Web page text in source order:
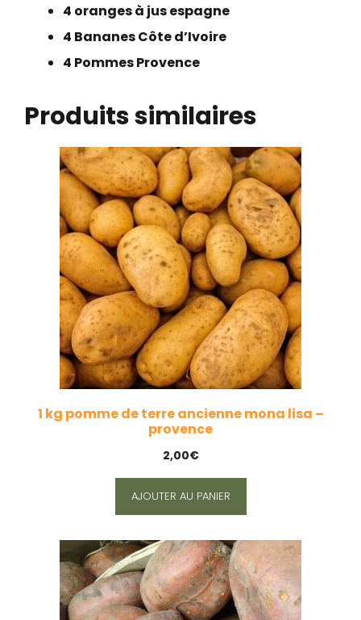
4 oranges à jus espagne
4 Bananes Côte d’Ivoire
4 Pommes Provence
Produits similaires
1 kg pomme de terre ancienne mona lisa –
provence
2,00€
AJOUTER AU PANIER